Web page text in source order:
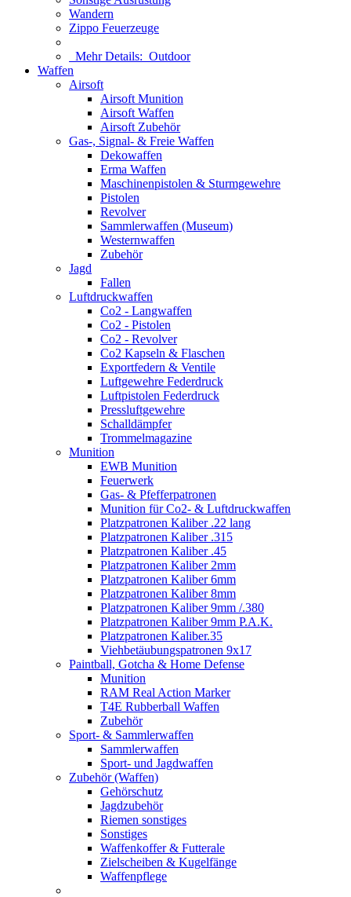
Wandern
Zippo Feuerzeuge
Mehr Details: Outdoor
Waffen
Airsoft
Airsoft Munition
Airsoft Waffen
Airsoft Zubehör
Gas-, Signal- & Freie Waffen
Dekowaffen
Erma Waffen
Maschinenpistolen & Sturmgewehre
Pistolen
Revolver
Sammlerwaffen (Museum)
Westernwaffen
Zubehör
Jagd
Fallen
Luftdruckwaffen
Co2 - Langwaffen
Co2 - Pistolen
Co2 - Revolver
Co2 Kapseln & Flaschen
Exportfedern & Ventile
Luftgewehre Federdruck
Luftpistolen Federdruck
Pressluftgewehre
Schalldämpfer
Trommelmagazine
Munition
EWB Munition
Feuerwerk
Gas- & Pfefferpatronen
Munition für Co2- & Luftdruckwaffen
Platzpatronen Kaliber .22 lang
Platzpatronen Kaliber .315
Platzpatronen Kaliber .45
Platzpatronen Kaliber 2mm
Platzpatronen Kaliber 6mm
Platzpatronen Kaliber 8mm
Platzpatronen Kaliber 9mm /.380
Platzpatronen Kaliber 9mm P.A.K.
Platzpatronen Kaliber.35
Viehbetäubungspatronen 9x17
Paintball, Gotcha & Home Defense
Munition
RAM Real Action Marker
T4E Rubberball Waffen
Zubehör
Sport- & Sammlerwaffen
Sammlerwaffen
Sport- und Jagdwaffen
Zubehör (Waffen)
Gehörschutz
Jagdzubehör
Riemen sonstiges
Sonstiges
Waffenkoffer & Futterale
Zielscheiben & Kugelfänge
Waffenpflege